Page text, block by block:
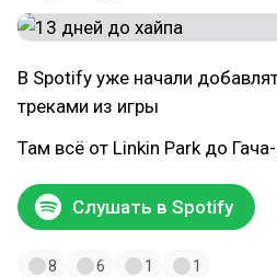
В Spotify уже начали
треками из игры
Там всё от Linkin Park до
Слушать в Spotify
8 6 1 1